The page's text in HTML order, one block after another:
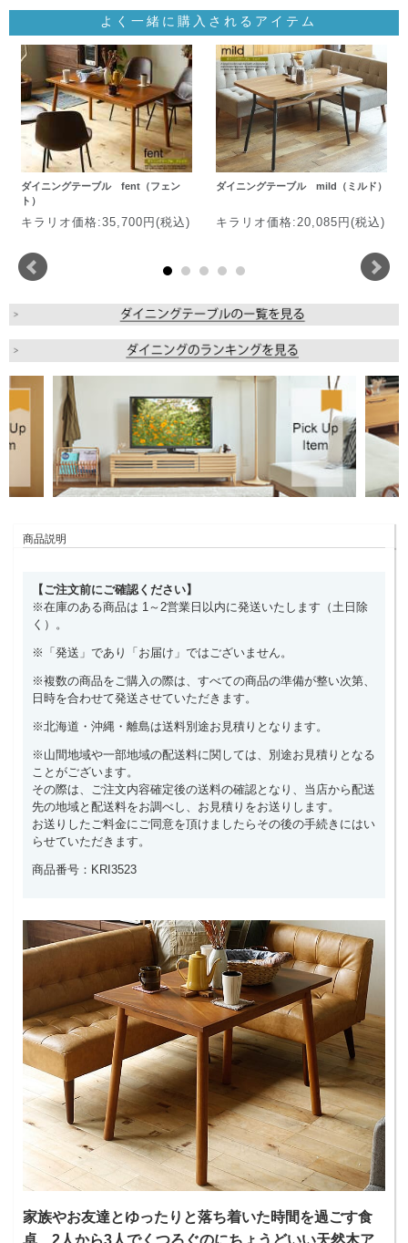
よく一緒に購入されるアイテム
ダイニングテーブル fent（フェン
ト）
キラリオ価格:35,700円(税込)
ダイニングテーブル mild（ミルド）
キラリオ価格:20,085円(税込)
商品説明
【ご注文前にご確認ください】
※在庫のある商品は 1～2営業日以内に発送いたします（土日除
く）。
※「発送」であり「お届け」ではございません。
※複数の商品をご購入の際は、すべての商品の準備が整い次第、
日時を合わせて発送させていただきます。
※北海道・沖縄・離島は送料別途お見積りとなります。
※山間地域や一部地域の配送料に関しては、別途お見積りとなる
ことがございます。
その際は、ご注文内容確定後の送料の確認となり、当店から配送
先の地域と配送料をお調べし、お見積りをお送りします。
お送りしたご料金にご同意を頂けましたらその後の手続きにはい
らせていただきます。
商品番号：KRI3523
家族やお友達とゆったりと落ち着いた時間を過ごす食
卓、2人から3人でくつろぐのにちょうどいい天然木ア